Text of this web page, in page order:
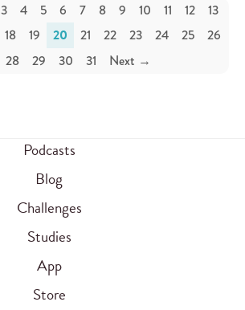
3 4 5 6 7 8 9 10 11 12
13
18 19 20 21 22 23 24 25
26
28 29 30 31 Next →
Podcasts
Blog
Challenges
Studies
App
Store